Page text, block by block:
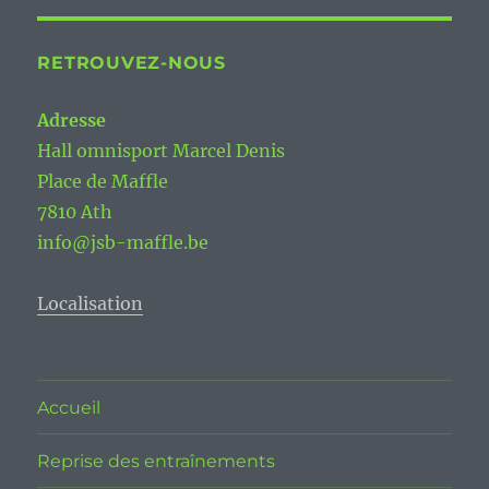
RETROUVEZ-NOUS
Adresse
Hall omnisport Marcel Denis
Place de Maffle
7810 Ath
info@jsb-maffle.be
Localisation
Accueil
Reprise des entraînements